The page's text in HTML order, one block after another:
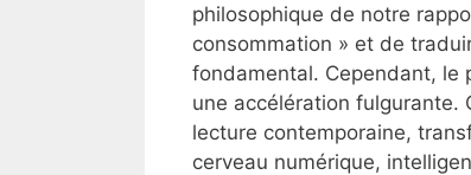
philosophique de notre
consommation » et de
fondamental. Cependant, le
une accélération fulgurante.
lecture contemporaine,
cerveau numérique,